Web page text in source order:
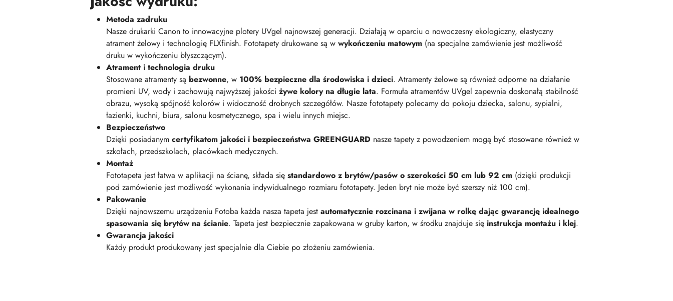
Metoda zadruku
Nasze drukarki Canon to innowacyjne plotery UVgel najnowszej generacji. Działają w oparciu o nowoczesny ekologiczny, elastyczny
atrament żelowy i technologię FLXfinish. Fototapety drukowane są w wykończeniu matowym (na specjalne zamówienie jest możliwość
druku w wykończeniu błyszczącym).
Atrament i technologia druku
Stosowane atramenty są bezwonne, w 100% bezpieczne dla środowiska i dzieci. Atramenty żelowe są również odporne na działanie
promieni UV, wody i zachowują najwyższej jakości żywe kolory na długie lata. Formuła atramentów UVgel zapewnia doskonałą stabilność
obrazu, wysoką spójność kolorów i widoczność drobnych szczegółów. Nasze fototapety polecamy do pokoju dziecka, salonu, sypialni,
łazienki, kuchni, biura, salonu kosmetycznego, spa i wielu innych miejsc.
Bezpieczeństwo
Dzięki posiadanym certyfikatom jakości i bezpieczeństwa GREENGUARD nasze tapety z powodzeniem mogą być stosowane również w
szkołach, przedszkolach, placówkach medycznych.
Montaż
Fototapeta jest łatwa w aplikacji na ścianę, składa się standardowo z brytów/pasów o szerokości 50 cm lub 92 cm (dzięki produkcji
pod zamówienie jest możliwość wykonania indywidualnego rozmiaru fototapety. Jeden bryt nie może być szerszy niż 100 cm).
Pakowanie
Dzięki najnowszemu urządzeniu Fotoba każda nasza tapeta jest automatycznie rozcinana i zwijana w rolkę dając gwarancję idealnego
spasowania się brytów na ścianie. Tapeta jest bezpiecznie zapakowana w gruby karton, w środku znajduje się instrukcja montażu i klej.
Gwarancja jakości
Każdy produkt produkowany jest specjalnie dla Ciebie po złożeniu zamówienia.